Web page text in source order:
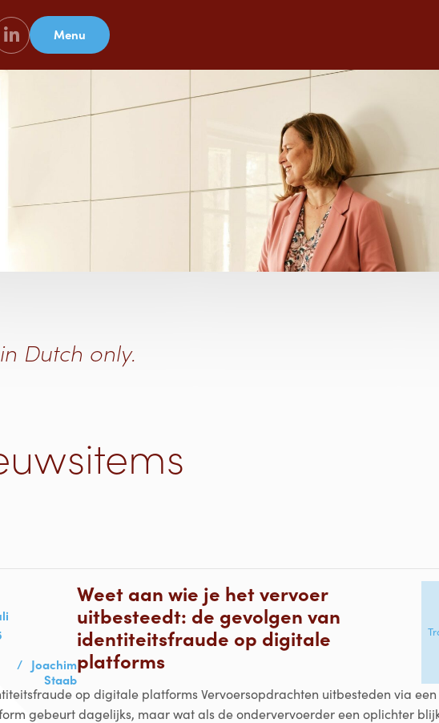
Menu
Dutch only.
/ Joachim
Staab
Weet aan wie je het vervoer
uitbesteedt: de gevolgen van
identiteitsfraude op digitale
platforms
op digitale platforms Vervoersopdrachten uitbesteden via
gebeurt dagelijks, maar wat als de ondervervoerder een oplichter